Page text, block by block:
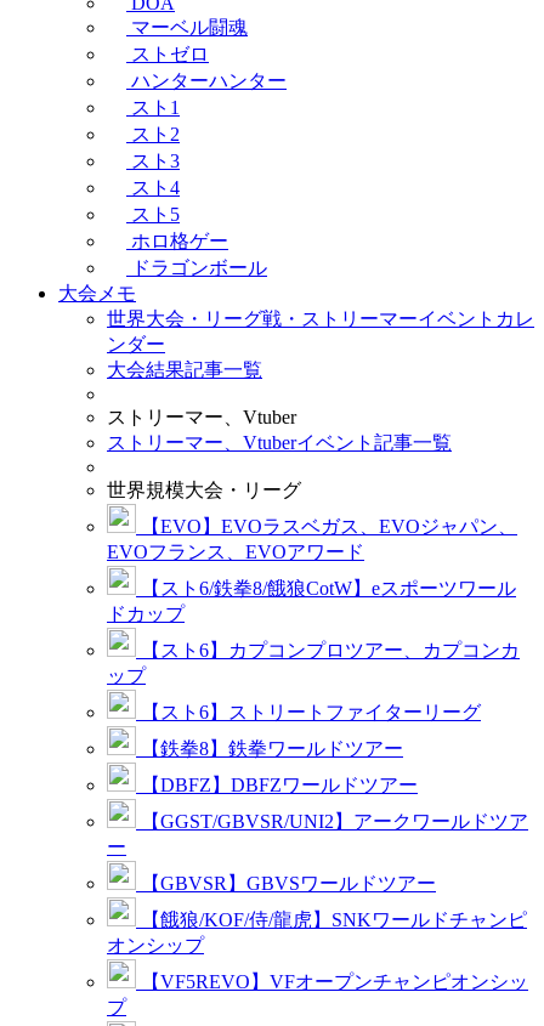
マーベル闘魂
ストゼロ
ハンターハンター
スト1
スト2
スト3
スト4
スト5
ホロ格ゲー
ドラゴンボール
大会メモ
世界大会・リーグ戦・ストリーマーイベントカレ
ンダー
大会結果記事一覧
ストリーマー、Vtuber
ストリーマー、Vtuberイベント記事一覧
世界規模大会・リーグ
【EVO】EVOラスベガス、EVOジャパン、
EVOフランス、EVOアワード
【スト6/鉄拳8/餓狼CotW】eスポーツワール
ドカップ
【スト6】カプコンプロツアー、カプコンカ
ップ
【スト6】ストリートファイターリーグ
【鉄拳8】鉄拳ワールドツアー
【DBFZ】DBFZワールドツアー
【GGST/GBVSR/UNI2】アークワールドツア
ー
【GBVSR】GBVSワールドツアー
【餓狼/KOF/侍/龍虎】SNKワールドチャンピ
オンシップ
【VF5REVO】VFオープンチャンピオンシッ
プ